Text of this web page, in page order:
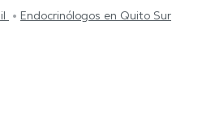
Endocrinólogos en Quito Sur